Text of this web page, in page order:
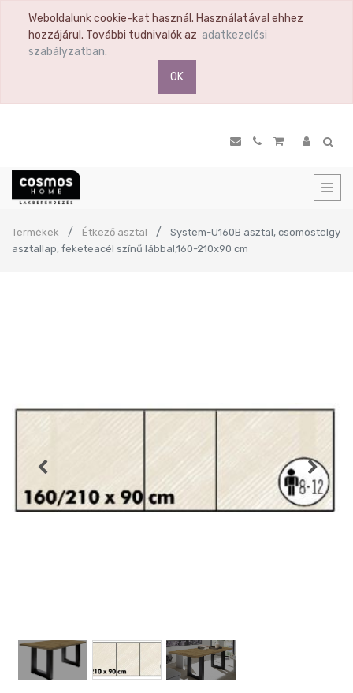
Weboldalunk cookie-kat használ. Használatával ehhez
hozzájárul. További tudnivalók az adatkezelési
szabályzatban.
OK
Termékek Étkező asztal
System-U160B asztal, csomóstölgy
asztallap, feketeacél színű lábbal,160-210x90 cm